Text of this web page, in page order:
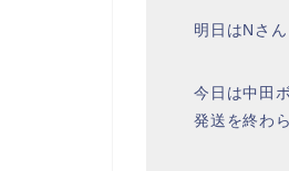
明日はNさ
今日は中田
発送を終わ